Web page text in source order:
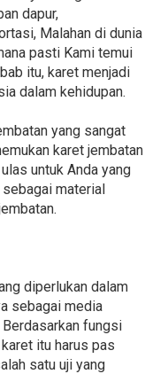
dapur,
Malahan di dunia
pasti Kami temui
itu, karet menjadi
dalam kehidupan.
yang sangat
karet jembatan
untuk Anda yang
material
diperlukan dalam
sebagai media
fungsi
itu harus pas
satu uji yang